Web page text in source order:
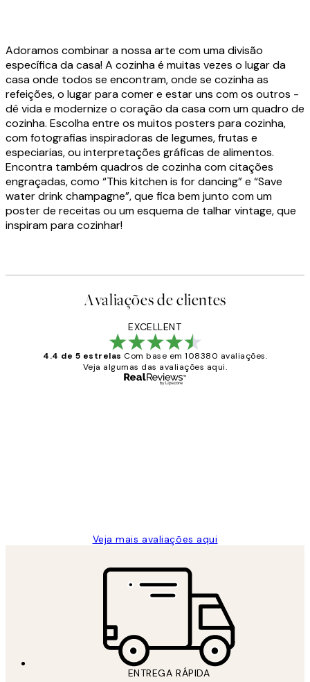
Adoramos combinar a nossa arte com uma divisão
específica da casa! A cozinha é muitas vezes o lugar da
casa onde todos se encontram, onde se cozinha as
refeições, o lugar para comer e estar uns com os outros -
dê vida e modernize o coração da casa com um quadro de
cozinha. Escolha entre os muitos posters para cozinha,
com fotografias inspiradoras de legumes, frutas e
especiarias, ou interpretações gráficas de alimentos.
Encontra também quadros de cozinha com citações
engraçadas, como “This kitchen is for dancing” e “Save
water drink champagne”, que fica bem junto com um
poster de receitas ou um esquema de talhar vintage, que
inspiram para cozinhar!
Avaliações de clientes
EXCELLENT
4.4 de 5 estrelas Com base em 108380 avaliações.
Veja algumas das avaliações aqui.
Veja mais avaliações aqui
ENTREGA RÁPIDA